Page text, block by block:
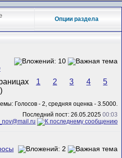
Опции раздела
1 2 3 4
5
)
Последний пост: 26.05.2025 00:03